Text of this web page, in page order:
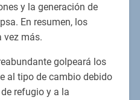
y la generación de
En resumen, los
vez más.
golpeará los
al tipo de cambio debido
refugio y a la